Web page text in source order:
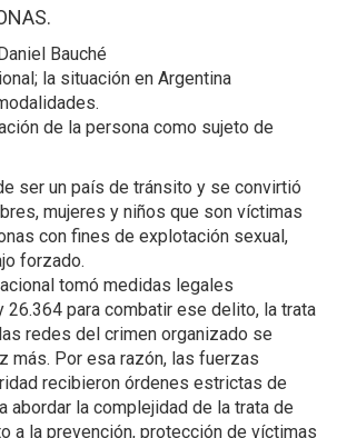
Bauché
la situación en Argentina
de la persona como sujeto de
ser un país de tránsito y se convirtió
mujeres y niños que son víctimas
con fines de explotación sexual,
forzado.
tomó medidas legales
26.364 para combatir ese delito, la trata
redes del crimen organizado se
más. Por esa razón, las fuerzas
recibieron órdenes estrictas de
abordar la complejidad de la trata de
a la prevención, protección de víctimas